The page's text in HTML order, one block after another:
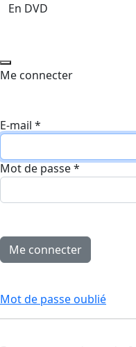
En DVD
Me connecter
E-mail *
Mot de passe*
Mot de passe oublié